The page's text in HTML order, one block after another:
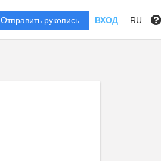
Отправить рукопись ВХОД RU